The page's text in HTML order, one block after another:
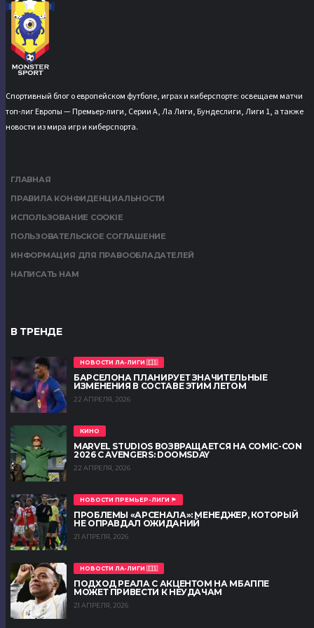
Спортивный блог о европейском футболе, играх и киберспорте: освещаем матчи
топ-лиг Европы — Премьер-лиги, Серии А, Ла Лиги, Бундеслиги, Лиги 1, а также
новости из мира игр и киберспорта.
ГЛАВНАЯ
ПРАВИЛА КОНФИДЕНЦИАЛЬНОСТИ
ИСПОЛЬЗОВАНИЕ COOKIE
ПОЛЬЗОВАТЕЛЬСКОЕ СОГЛАШЕНИЕ
ИНФОРМАЦИЯ ДЛЯ ПРАВООБЛАДАТЕЛЕЙ
НАПИСАТЬ НАМ
В ТРЕНДЕ
НОВОСТИ ЛА-ЛИГИ 🇪🇸
БАРСЕЛОНА ПЛАНИРУЕТ ЗНАЧИТЕЛЬНЫЕ
ИЗМЕНЕНИЯ В СОСТАВЕ ЭТИМ ЛЕТОМ
22 АПРЕЛЯ, 2026
КИНО
MARVEL STUDIOS ВОЗВРАЩАЕТСЯ НА COMIC-CON
2026 С AVENGERS: DOOMSDAY
22 АПРЕЛЯ, 2026
НОВОСТИ ПРЕМЬЕР-ЛИГИ 🏴󠁧󠁢󠁥󠁮󠁧󠁿
ПРОБЛЕМЫ «АРСЕНАЛА»: МЕНЕДЖЕР, КОТОРЫЙ
НЕ ОПРАВДАЛ ОЖИДАНИЙ
21 АПРЕЛЯ, 2026
НОВОСТИ ЛА-ЛИГИ 🇪🇸
ПОДХОД РЕАЛА С АКЦЕНТОМ НА МБАППЕ
МОЖЕТ ПРИВЕСТИ К НЕУДАЧАМ
21 АПРЕЛЯ, 2026